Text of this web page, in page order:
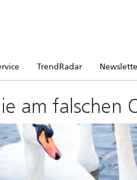
TrendRadar
am falschen